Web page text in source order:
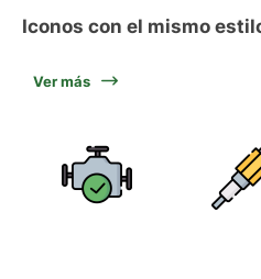
Iconos con el mismo
Ver más